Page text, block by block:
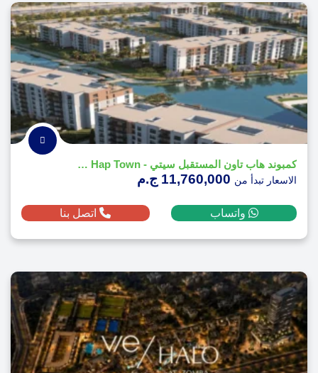
كمبوند هاب تاون المستقبل سيتي - Compound Hap Town
الاسعار تبدأ من
واتساب اتصل بنا